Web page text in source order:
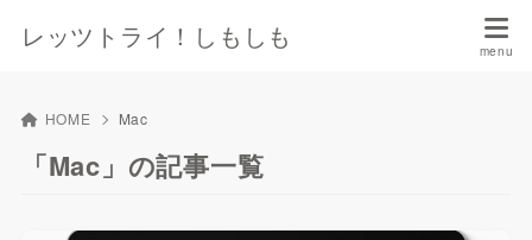
レッツトライ！しもしも
HOME Mac
「Mac」の記事一覧